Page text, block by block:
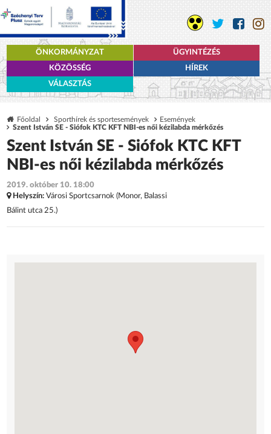
ÖNKORMÁNYZAT
ÜGYINTÉZÉS
KÖZÖSSÉG
HÍREK
VÁLASZTÁS
Főoldal Sporthírek és sportesemények
Események
Szent István SE - Siófok KTC KFT NBI-es női kézilabda mérkőzés
Szent István SE - Siófok KTC KFT
NBI-es női kézilabda mérkőzés
2019. október 10. 18:00
Helyszín: Városi Sportcsarnok (Monor, Balassi
Bálint utca 25.)